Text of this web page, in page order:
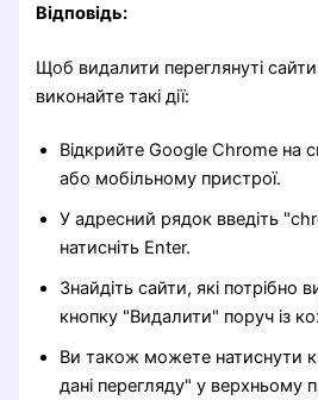
Відповідь:
Щоб видалити переглянуті
виконайте такі дії:
Відкрийте Google Chrome на
або мобільному пристрої.
У адресний рядок введіть
натисніть Enter.
Знайдіть сайти, які потрібно
кнопку "Видалити" поруч із
Ви також можете натиснути
дані перегляду" у верхньому